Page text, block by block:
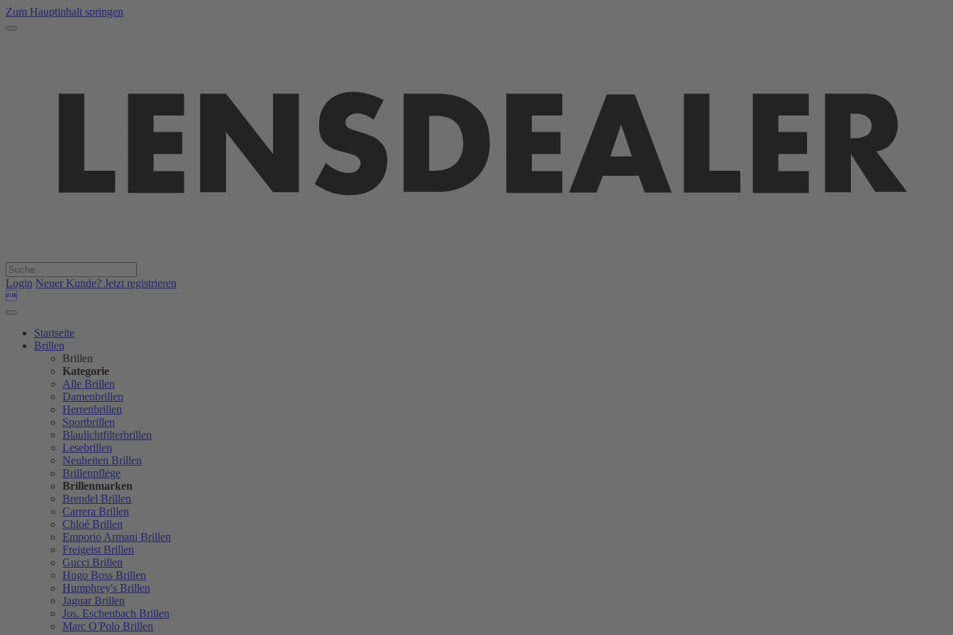
Zum Hauptinhalt springen
Login Neuer Kunde? Jetzt registrieren

Startseite
Brillen
Brillen
Kategorie
Alle Brillen
Damenbrillen
Herrenbrillen
Sportbrillen
Blaulichtfilterbrillen
Lesebrillen
Neuheiten Brillen
Brillenpflege
Brillenmarken
Brendel Brillen
Carrera Brillen
Chloé Brillen
Emporio Armani Brillen
Freigeist Brillen
Gucci Brillen
Hugo Boss Brillen
Humphrey's Brillen
Jaguar Brillen
Jos. Eschenbach Brillen
Marc O'Polo Brillen